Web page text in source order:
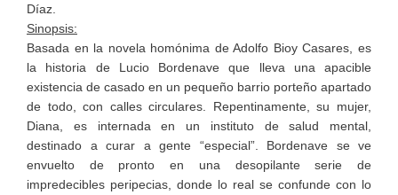
Díaz.
Sinopsis:
Basada en la novela homónima de Adolfo Bioy Casares, es
la historia de Lucio Bordenave que lleva una apacible
existencia de casado en un pequeño barrio porteño apartado
de todo, con calles circulares. Repentinamente, su mujer,
Diana, es internada en un instituto de salud mental,
destinado a curar a gente “especial”. Bordenave se ve
envuelto de pronto en una desopilante serie de
impredecibles peripecias, donde lo real se confunde con lo